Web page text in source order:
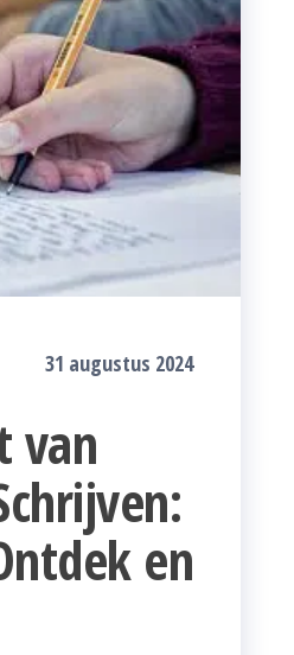
31 augustus 2024
van
en